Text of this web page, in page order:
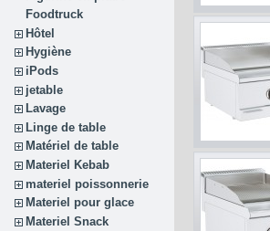
Foodtruck
Hôtel
Hygiène
iPods
jetable
Lavage
Linge de table
Matériel de table
Materiel Kebab
materiel poissonnerie
Materiel pour glace
Materiel Snack